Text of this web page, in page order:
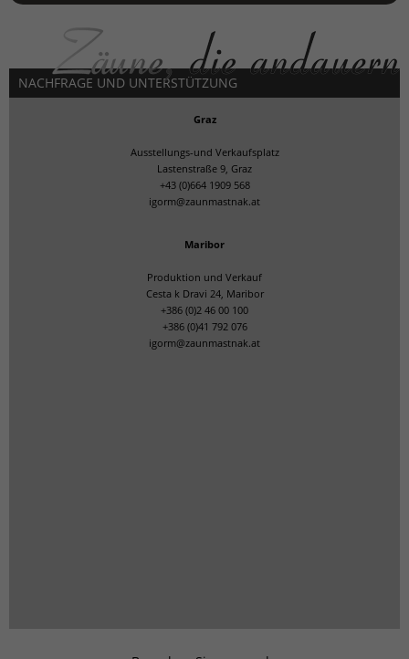
NACHFRAGE UND UNTERSTÜTZUNG
Graz
Ausstellungs-und Verkaufsplatz
Lastenstraße 9, Graz
+43 (0)664 1909 568
igorm@zaunmastnak.at
Maribor
Produktion und Verkauf
Cesta k Dravi 24, Maribor
+386 (0)2 46 00 100
+386 (0)41 792 076
igorm@zaunmastnak.at